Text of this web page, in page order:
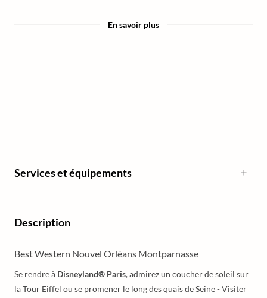
En savoir plus
Services et équipements
Description
Best Western Nouvel Orléans Montparnasse
Se rendre à Disneyland® Paris, admirez un coucher de soleil sur
la Tour Eiffel ou se promener le long des quais de Seine - Visiter